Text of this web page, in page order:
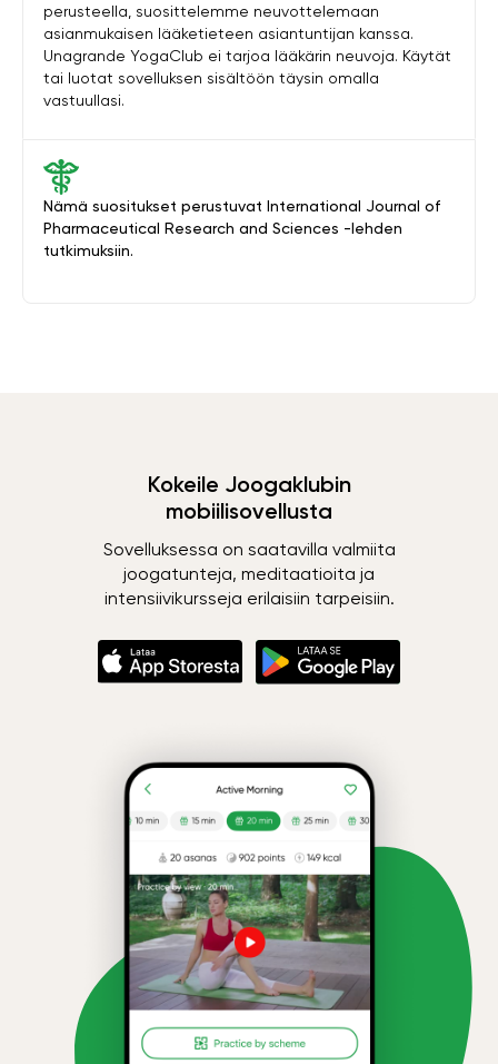
Nämä suositukset perustuvat International Journal of
Pharmaceutical Research and Sciences -lehden
tutkimuksiin.
perusteella, suosittelemme neuvottelemaan
asianmukaisen lääketieteen asiantuntijan kanssa.
Unagrande YogaClub ei tarjoa lääkärin neuvoja. Käytät
tai luotat sovelluksen sisältöön täysin omalla
vastuullasi.
Kokeile Joogaklubin
mobiilisovellusta
Sovelluksessa on saatavilla valmiita
joogatunteja, meditaatioita ja
intensiivikursseja erilaisiin tarpeisiin.